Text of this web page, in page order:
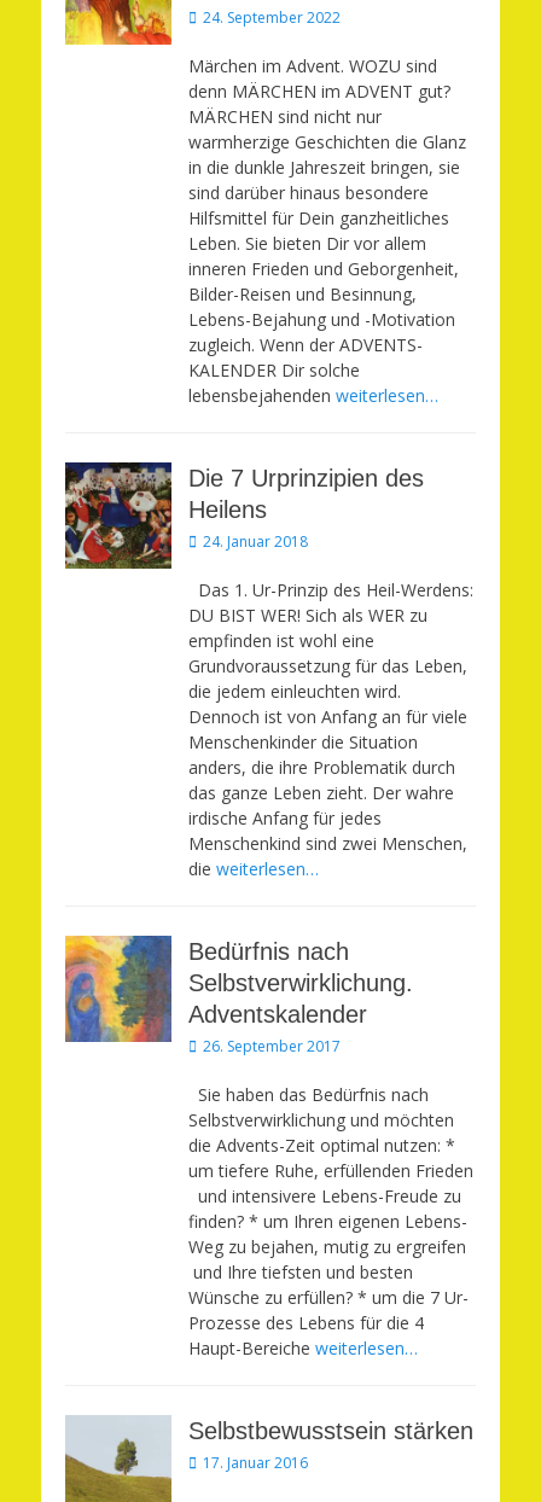
Veröffentlicht
24. September 2022
Märchen im Advent. WOZU sind
denn MÄRCHEN im ADVENT gut?
MÄRCHEN sind nicht nur
warmherzige Geschichten die Glanz
in die dunkle Jahreszeit bringen, sie
sind darüber hinaus besondere
Hilfsmittel für Dein ganzheitliches
Leben. Sie bieten Dir vor allem
inneren Frieden und Geborgenheit,
Bilder-Reisen und Besinnung,
Lebens-Bejahung und -Motivation
zugleich. Wenn der ADVENTS-
KALENDER Dir solche
lebensbejahenden weiterlesen…
Die 7 Urprinzipien des
Heilens
Veröffentlicht
24. Januar 2018
Das 1. Ur-Prinzip des Heil-Werdens:
DU BIST WER! Sich als WER zu
empfinden ist wohl eine
Grundvoraussetzung für das Leben,
die jedem einleuchten wird.
Dennoch ist von Anfang an für viele
Menschenkinder die Situation
anders, die ihre Problematik durch
das ganze Leben zieht. Der wahre
irdische Anfang für jedes
Menschenkind sind zwei Menschen,
die weiterlesen…
Bedürfnis nach
Selbstverwirklichung.
Adventskalender
Veröffentlicht
26. September 2017
Sie haben das Bedürfnis nach
Selbstverwirklichung und möchten
die Advents-Zeit optimal nutzen: *
um tiefere Ruhe, erfüllenden Frieden
und intensivere Lebens-Freude zu
finden? * um Ihren eigenen Lebens-
Weg zu bejahen, mutig zu ergreifen
und Ihre tiefsten und besten
Wünsche zu erfüllen? * um die 7 Ur-
Prozesse des Lebens für die 4
Haupt-Bereiche weiterlesen…
Selbstbewusstsein stärken
Veröffentlicht
17. Januar 2016